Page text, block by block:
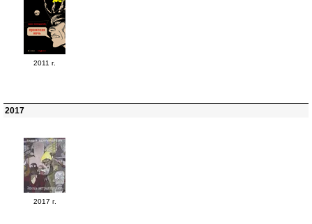
2011 г.
2017
2017 г.